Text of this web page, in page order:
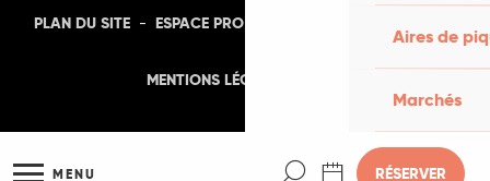
MENU
Aires de
Marchés
RÉSERVER
Recherche
PLAN DU SITE - ESPACE PRO
MENTIONS LÉGALES